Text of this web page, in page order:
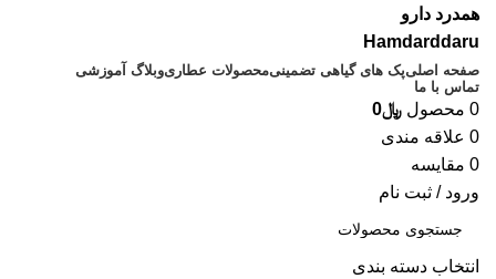
همدرد دارو
Hamdarddaru
صفحه اصلیپک های گیاهی تضمینیمحصولات عطاریوبلاگ آموزشی
تماس با ما
0 محصول ﷼0
0 علاقه مندی
0 مقایسه
ورود / ثبت نام
انتخاب دسته بندی